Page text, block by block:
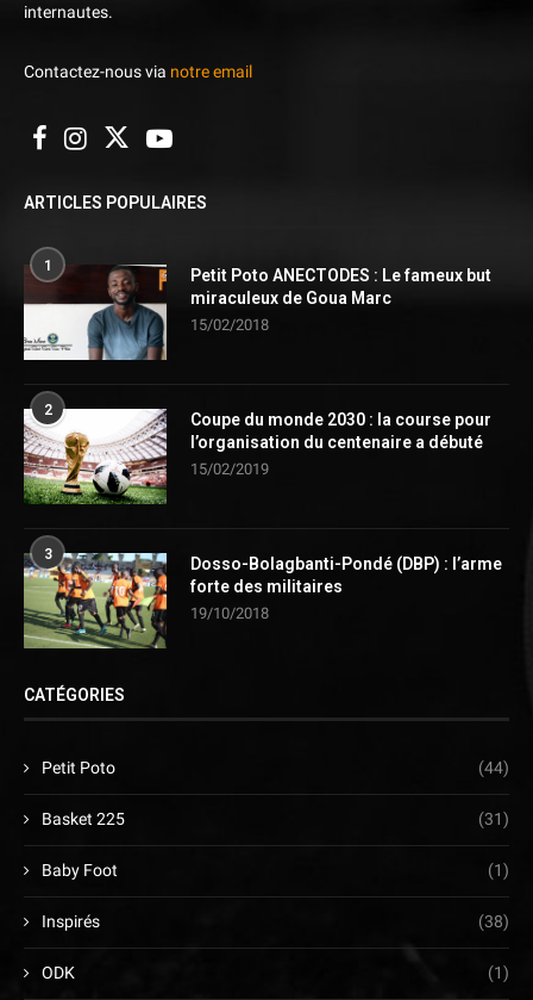
internautes.
Contactez-nous via notre email
ARTICLES POPULAIRES
1
Petit Poto ANECTODES : Le fameux but
miraculeux de Goua Marc
15/02/2018
2
Coupe du monde 2030 : la course pour
l’organisation du centenaire a débuté
15/02/2019
3
Dosso-Bolagbanti-Pondé (DBP) : l’arme
forte des militaires
19/10/2018
CATÉGORIES
Petit Poto (44)
Basket 225 (31)
Baby Foot (1)
Inspirés (38)
ODK (1)